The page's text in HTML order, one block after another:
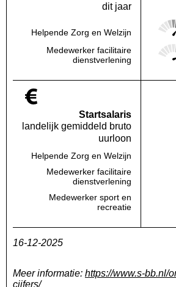
dit jaar
Helpende Zorg en Welzijn
Medewerker facilitaire
dienstverlening
Startsalaris
landelijk gemiddeld bruto
uurloon
Helpende Zorg en Welzijn
Medewerker facilitaire
dienstverlening
Medewerker sport en
recreatie
16-12-2025
Meer informatie: https://www.s-bb.nl/
cijfers/